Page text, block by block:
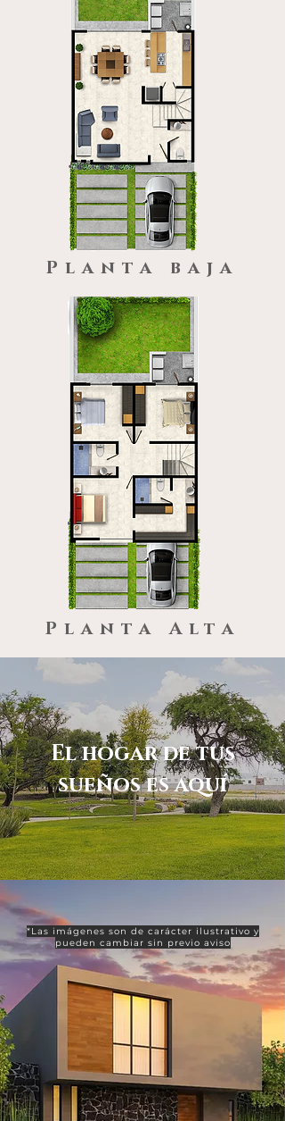
Planta baja
Planta Alta
El hogar de tus
sueños es aquí
*Las imágenes son de carácter ilustrativo y
pueden cambiar sin previo aviso